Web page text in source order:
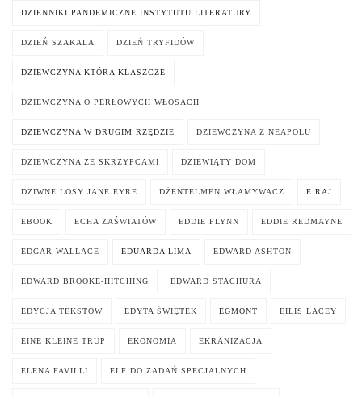
DZIENNIKI PANDEMICZNE INSTYTUTU LITERATURY
DZIEŃ SZAKALA DZIEŃ TRYFIDÓW
DZIEWCZYNA KTÓRA KLASZCZE
DZIEWCZYNA O PERŁOWYCH WŁOSACH
DZIEWCZYNA W DRUGIM RZĘDZIE DZIEWCZYNA Z NEAPOLU
DZIEWCZYNA ZE SKRZYPCAMI DZIEWIĄTY DOM
DZIWNE LOSY JANE EYRE DŻENTELMEN WŁAMYWACZ E.RAJ
EBOOK ECHA ZAŚWIATÓW EDDIE FLYNN EDDIE REDMAYNE
EDGAR WALLACE EDUARDA LIMA EDWARD ASHTON
EDWARD BROOKE-HITCHING EDWARD STACHURA
EDYCJA TEKSTÓW EDYTA ŚWIĘTEK EGMONT EILIS LACEY
EINE KLEINE TRUP EKONOMIA EKRANIZACJA
ELENA FAVILLI ELF DO ZADAŃ SPECJALNYCH